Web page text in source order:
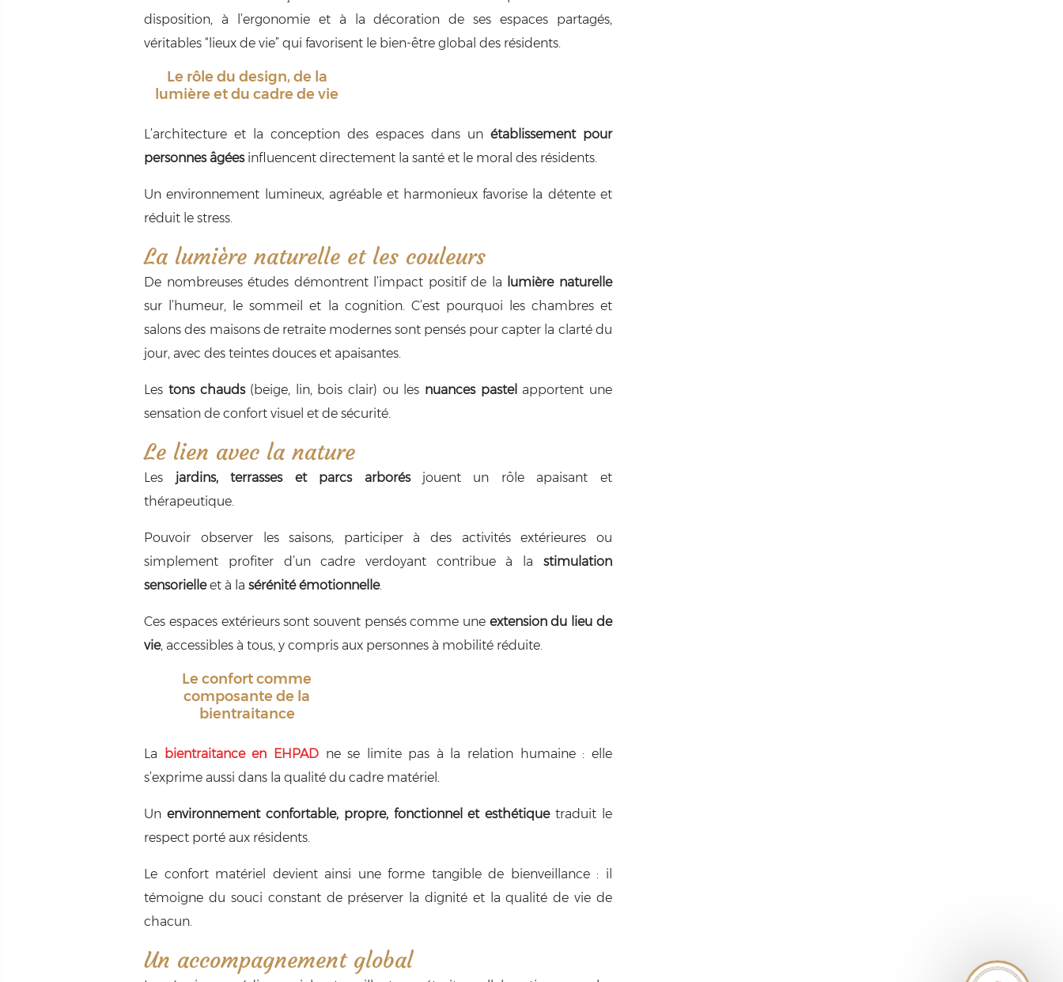
disposition, à l’ergonomie et à la décoration de ses espaces partagés,
véritables “lieux de vie” qui favorisent le bien-être global des résidents.
Le rôle du design, de la
lumière et du cadre de vie
L’architecture et la conception des espaces dans un établissement pour
personnes âgéesinfluencent directement la santé et le moral des résidents.
Un environnement lumineux, agréable et harmonieux favorise la détente et
réduit le stress.
La lumière naturelle et les couleurs
De nombreuses études démontrent l’impact positif de la
lumière naturelle
sur l’humeur, le sommeil et la cognition. C’est pourquoi les chambres et
salons des maisons de retraite modernes sont pensés pour capter la clarté du
jour, avec des teintes douces et apaisantes.
Les tons chauds(beige, lin, bois clair) ou les nuances pastel apportent une
sensation de confort visuel et de sécurité.
Le lien avec la nature
Les jardins, terrasses et parcs arborésjouent un rôle apaisant et
thérapeutique.
Pouvoir observer les saisons, participer à des activités extérieures ou
simplement profiter d’un cadre verdoyant contribue à la stimulation
sensorielleet à lasérénité émotionnelle.
Ces espaces extérieurs sont souvent pensés comme une extension du lieu de
vie, accessibles à tous, y compris aux personnes à mobilité réduite.
Le confort comme
composante de la
bientraitance
La bientraitance en EHPAD ne se limite pas à la relation humaine : elle
s’exprime aussi dans la qualité du cadre matériel.
Unenvironnement confortable, propre, fonctionnel et esthétiquetraduit le
respect porté aux résidents.
Le confort matériel devient ainsi une forme tangible de bienveillance : il
témoigne du souci constant de préserver la dignité et la qualité de vie de
chacun.
Un accompagnement global